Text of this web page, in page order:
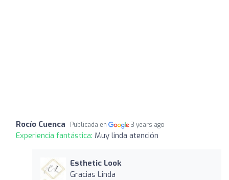
Rocío Cuenca Publicada en 3 years ago
Experiencia fantástica: Muy linda atención
Esthetic Look
Gracias Linda